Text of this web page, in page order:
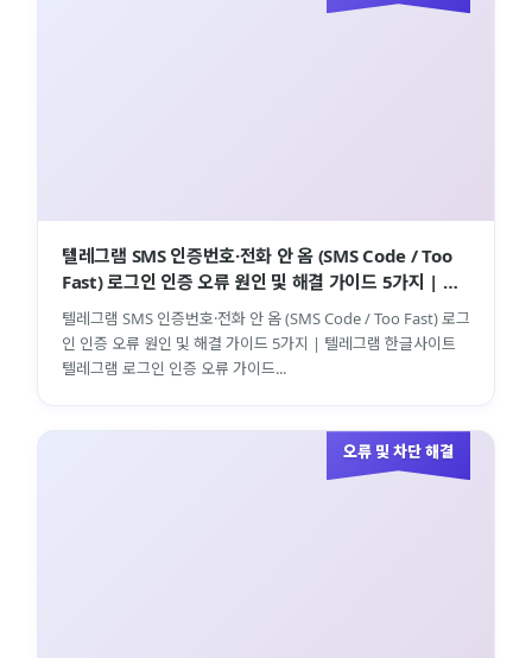
텔레그램 SMS 인증번호·전화 안 옴 (SMS Code / Too
Fast) 로그인 인증 오류 원인 및 해결 가이드 5가지 | 텔
레그램 한글사이트
텔레그램 SMS 인증번호·전화 안 옴 (SMS Code / Too Fast) 로그
인 인증 오류 원인 및 해결 가이드 5가지 | 텔레그램 한글사이트
텔레그램 로그인 인증 오류 가이드...
오류 및 차단 해결